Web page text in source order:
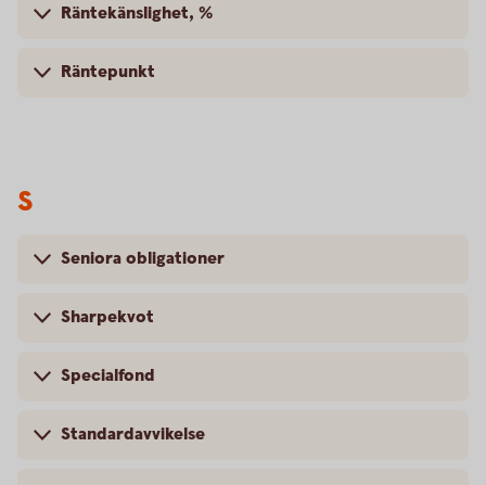
Räntekänslighet, %
Räntepunkt
S
Seniora obligationer
Sharpekvot
Specialfond
Standardavvikelse